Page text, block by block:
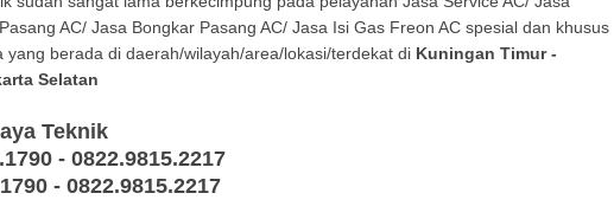
AC/ Jasa Bongkar Pasang AC/ Jasa Isi Gas Freon AC spesial dan khusus
yang berada di daerah/wilayah/area/lokasi/terdekat di Kuningan Timur -
Selatan
Teknik
- 0822.9815.2217
- 0822.9815.2217